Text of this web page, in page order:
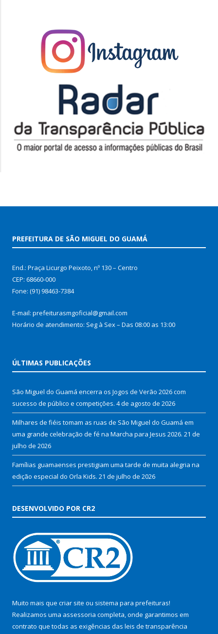
PREFEITURA DE SÃO MIGUEL DO GUAMÁ
End.: Praça Licurgo Peixoto, nº 130 – Centro
CEP: 68660-000
Fone: (91) 98463-7384
E-mail: prefeiturasmgoficial@gmail.com
Horário de atendimento: Seg à Sex – Das 08:00 as 13:00
ÚLTIMAS PUBLICAÇÕES
São Miguel do Guamá encerra os Jogos de Verão 2026 com
sucesso de público e competições. 4 de agosto de 2026
Milhares de fiéis tomam as ruas de São Miguel do Guamá em
uma grande celebração de fé na Marcha para Jesus 2026. 21 de
julho de 2026
Famílias guamaenses prestigiam uma tarde de muita alegria na
edição especial do Orla Kids. 21 de julho de 2026
DESENVOLVIDO POR CR2
Muito mais que criar site ou sistema para prefeituras!
Realizamos uma assessoria completa, onde garantimos em
contrato que todas as exigências das leis de transparência